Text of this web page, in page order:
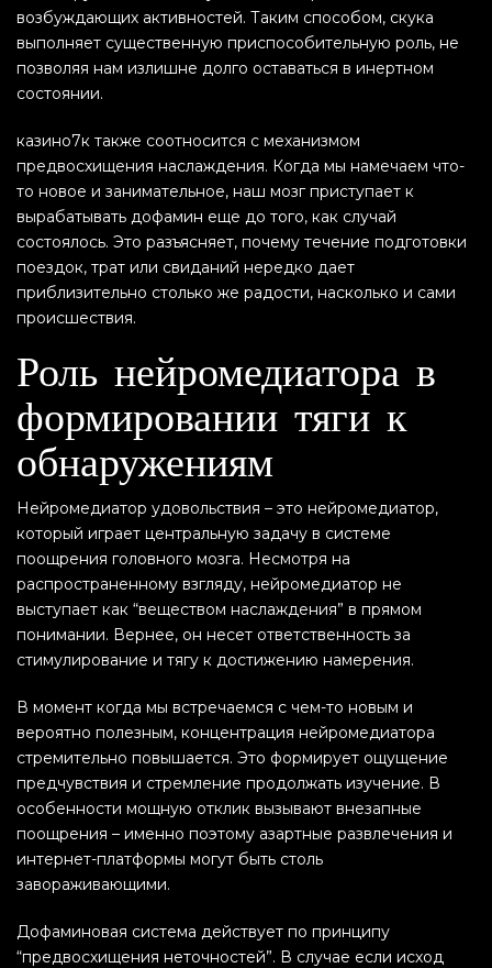
возбуждающих активностей. Таким способом, скука
выполняет существенную приспособительную роль, не
позволяя нам излишне долго оставаться в инертном
состоянии.
казино7к также соотносится с механизмом
предвосхищения наслаждения. Когда мы намечаем что-
то новое и занимательное, наш мозг приступает к
вырабатывать дофамин еще до того, как случай
состоялось. Это разъясняет, почему течение подготовки
поездок, трат или свиданий нередко дает
приблизительно столько же радости, насколько и сами
происшествия.
Роль нейромедиатора в
формировании тяги к
обнаружениям
Нейромедиатор удовольствия – это нейромедиатор,
который играет центральную задачу в системе
поощрения головного мозга. Несмотря на
распространенному взгляду, нейромедиатор не
выступает как “веществом наслаждения” в прямом
понимании. Вернее, он несет ответственность за
стимулирование и тягу к достижению намерения.
В момент когда мы встречаемся с чем-то новым и
вероятно полезным, концентрация нейромедиатора
стремительно повышается. Это формирует ощущение
предчувствия и стремление продолжать изучение. В
особенности мощную отклик вызывают внезапные
поощрения – именно поэтому азартные развлечения и
интернет-платформы могут быть столь
завораживающими.
Дофаминовая система действует по принципу
“предвосхищения неточностей”. В случае если исход